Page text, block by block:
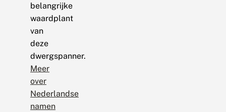
belangrijke
waardplant
van
deze
dwergspanner.
Meer
over
Nederlandse
namen